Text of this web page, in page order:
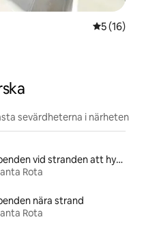
5 av 5 i
5 (16)
sevärdheterna i närheten
Boenden vid stranden att hyra
Rota
nära strand
Rota